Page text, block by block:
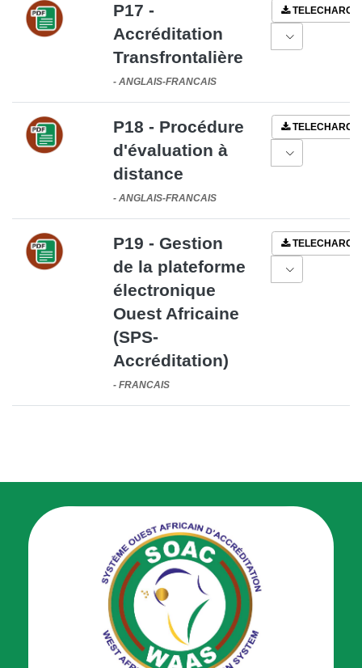
P17 -
Accréditation
Transfrontalière
- ANGLAIS-FRANCAIS
P18 - Procédure
d'évaluation à
distance
- ANGLAIS-FRANCAIS
P19 - Gestion
de la plateforme
électronique
Ouest Africaine
(SPS-
Accréditation)
- FRANCAIS